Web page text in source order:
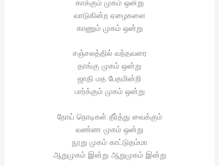
காக்கும் முகம் ஒன்று
வாடுகின்ற ஏழைகளை
காணும் முகம் ஒன்று
சஞ்சலத்தில் வந்தவரை
தாங்கு முகம் ஒன்று
ஜாதி மத பேதமின்றி
பார்க்கும் முகம் ஒன்று
நோய் நொடிகள் தீர்த்து வைக்கும்
வண்ண முகம் ஒன்று
நூறு முகம் காட்டுதம்மா
ஆறுமுகம் இன்று ஆறுமுகம் இன்று